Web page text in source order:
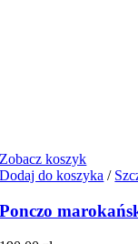
Zobacz koszyk
Dodaj do koszyka /
Ponczo